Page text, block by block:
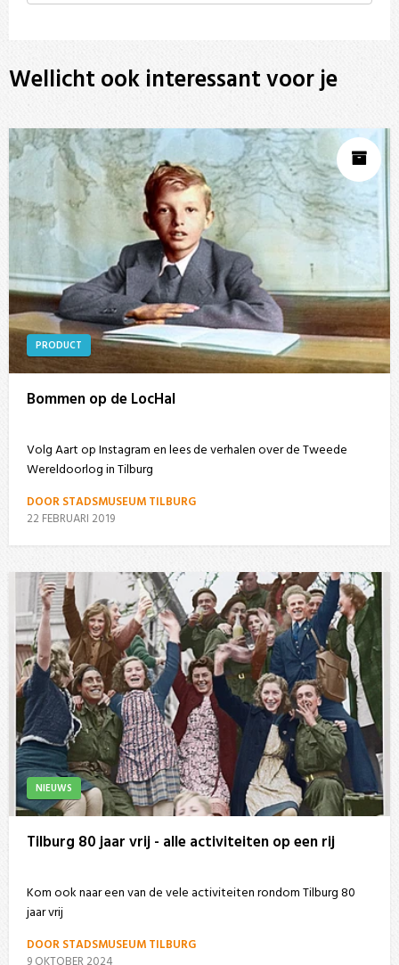
Wellicht ook interessant voor je
PRODUCT
Bommen op de LocHal
Volg Aart op Instagram en lees de verhalen over de Tweede
Wereldoorlog in Tilburg
DOOR STADSMUSEUM TILBURG
22 FEBRUARI 2019
NIEUWS
Tilburg 80 jaar vrij - alle activiteiten op een rij
Kom ook naar een van de vele activiteiten rondom Tilburg 80
jaar vrij
DOOR STADSMUSEUM TILBURG